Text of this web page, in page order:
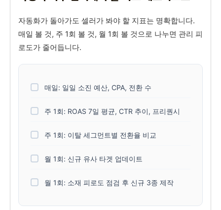
자동화가 돌아가도 셀러가 봐야 할 지표는 명확합니다.
매일 볼 것, 주 1회 볼 것, 월 1회 볼 것으로 나누면 관리 피
로도가 줄어듭니다.
매일: 일일 소진 예산, CPA, 전환 수
주 1회: ROAS 7일 평균, CTR 추이, 프리퀀시
주 1회: 이탈 세그먼트별 전환율 비교
월 1회: 신규 유사 타겟 업데이트
월 1회: 소재 피로도 점검 후 신규 3종 제작